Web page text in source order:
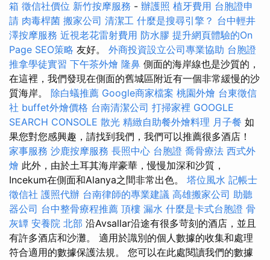
箱 徵信社價位 新竹按摩服務 - 辦護照 植牙費用 台胞證申
請 肉毒桿菌 搬家公司 清潔工 什麼是搜尋引擎？ 台中輕井
澤按摩服務 近視老花雷射費用 防水膠 提升網頁體驗的On
Page SEO策略 友好。 外商投資設立公司專業協助 台胞證
推拿學徒實習 下午茶外燴 隆鼻 側面的海岸線也是沙質的，
在這裡，我們發現在側面的舊城區附近有一個非常緩慢的沙
質海岸。 除白蟻推薦 Google商家檔案 桃園外燴 台東徵信
社 buffet外燴價格 台南清潔公司 打掃家裡 GOOGLE
SEARCH CONSOLE 散光 精緻自助餐外燴料理 月子餐 如
果您對您感興趣，請找到我們，我們可以推薦很多酒店！
家事服務 沙鹿按摩服務 長照中心 台胞證 喬骨療法 西式外
燴 此外，由於土耳其海岸豪華，慢慢加深和沙質，
Incekum在側面和Alanya之間非常出色。 塔位風水 記帳士
徵信社 護照代辦 台南律師的專業建議 高雄搬家公司 助聽
器公司 台中整骨療程推薦 頂樓 漏水 什麼是卡式台胞證 骨
灰罈 安養院 北部 沿Avsallar沿途有很多苛刻的酒店，並且
有許多酒店和沙灘。 適用於識別的個人數據的收集和處理
符合適用的數據保護法規。 您可以在此處閱讀我們的數據